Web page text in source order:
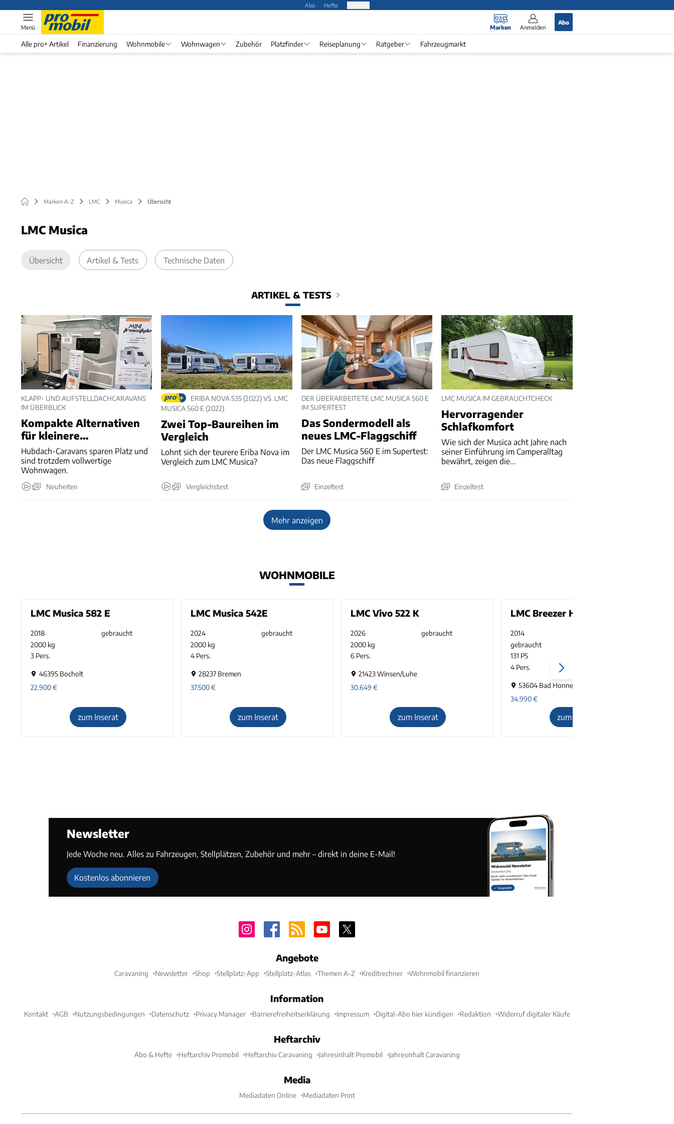
Abo Hefte
Marken Anmelden
Abo
Menü
Alle pro+ Artikel Finanzierung Wohnmobile Wohnwagen Zubehör Platzfinder Reiseplanung Ratgeber Fahrzeugmarkt
Marken A-Z LMC Musica Übersicht
LMC Musica
Übersicht Artikel & Tests Technische Daten
ARTIKEL & TESTS
KLAPP- UND AUFSTELLDACHCARAVANS
IM ÜBERBLICK
Kompakte Alternativen
für kleinere
Zugfahrzeuge
Hubdach-Caravans sparen Platz und
sind trotzdem vollwertige
Wohnwagen.
Neuheiten
ERIBA NOVA 535 (2022) VS. LMC
MUSICA 560 E (2022)
Zwei Top-Baureihen im
Vergleich
Lohnt sich der teurere Eriba Nova im
Vergleich zum LMC Musica?
Vergleichstest
DER ÜBERARBEITETE LMC MUSICA 560 E
IM SUPERTEST
Das Sondermodell als
neues LMC-Flaggschiff
Der LMC Musica 560 E im Supertest:
Das neue Flaggschiff
Einzeltest
LMC MUSICA IM GEBRAUCHTCHECK
Hervorragender
Schlafkomfort
Wie sich der Musica acht Jahre nach
seiner Einführung im Camperalltag
bewährt, zeigen die...
Einzeltest
Mehr anzeigen
WOHNMOBILE
LMC Musica 582 E
2018
gebraucht
2000 kg
3 Pers.
46395 Bocholt
22.900€
zum Inserat
LMC Musica 542E
2024
gebraucht
2000 kg
4 Pers.
28237 Bremen
37.500€
zum Inserat
LMC Vivo 522 K
2026
gebraucht
2000 kg
6 Pers.
21423 Winsen/Luhe
30.649 €
zum Inserat
LMC Breezer H 577
2014
gebraucht
131 PS
4 Pers.
53604 Bad Honnef
34.990€
zum Inserat
Newsletter
Jede Woche neu. Alles zu Fahrzeugen, Stellplätzen, Zubehör und mehr – direkt in deine E-Mail!
Kostenlos abonnieren
Angebote
Caravaning Newsletter Shop Stellplatz-App Stellplatz-Atlas Themen A-Z Kreditrechner Wohnmobil finanzieren
Information
Kontakt AGB Nutzungsbedingungen Datenschutz Privacy Manager Barrierefreiheitserklärung Impressum Digital-Abo hier kündigen Redaktion Widerruf digitaler Käufe
Heftarchiv
Abo & Hefte Heftarchiv Promobil Heftarchiv Caravaning Jahresinhalt Promobil Jahresinhalt Caravaning
Media
Mediadaten Online Mediadaten Print